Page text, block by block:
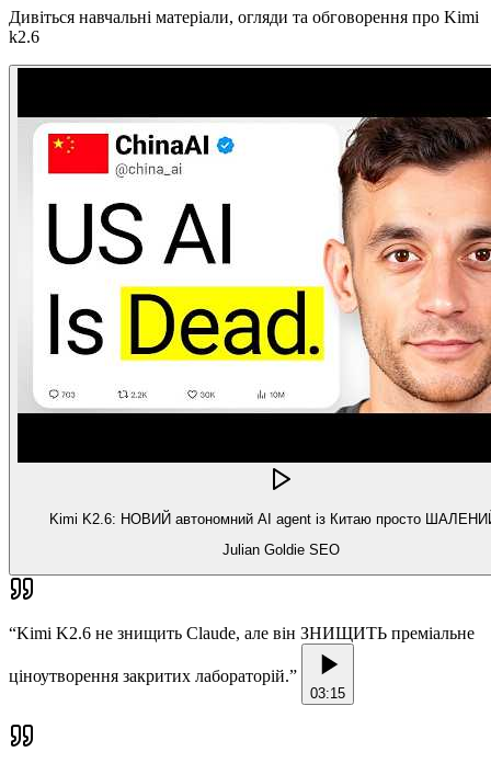
Дивіться навчальні матеріали, огляди та обговорення про Kimi
k2.6
Kimi K2.6: НОВИЙ автономний AI agent із Китаю просто
Julian Goldie SEO
“Kimi K2.6 не знищить Claude, але він ЗНИЩИТЬ преміальне
ціноутворення закритих лабораторій.”
03:15